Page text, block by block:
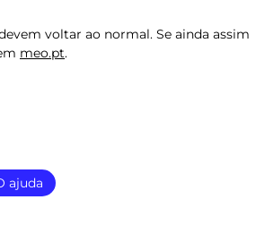
voltar ao normal. Se ainda assim
meo.pt.
ajuda